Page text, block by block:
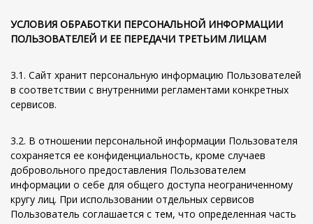
УСЛОВИЯ ОБРАБОТКИ ПЕРСОНАЛЬНОЙ ИНФОРМАЦИИ
ПОЛЬЗОВАТЕЛЕЙ И ЕЕ ПЕРЕДАЧИ ТРЕТЬИМ ЛИЦАМ
3.1. Сайт хранит персональную информацию Пользователей
в соответствии с внутренними регламентами конкретных
сервисов.
3.2. В отношении персональной информации Пользователя
сохраняется ее конфиденциальность, кроме случаев
добровольного предоставления Пользователем
информации о себе для общего доступа неограниченному
кругу лиц. При использовании отдельных сервисов
Пользователь соглашается с тем, что определенная часть